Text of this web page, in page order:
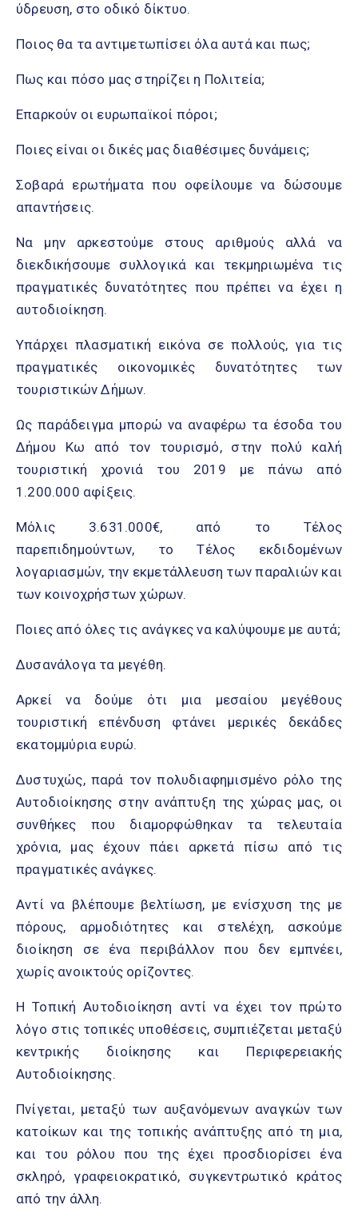
ύδρευση, στο οδικό δίκτυο.
Ποιος θα τα αντιμετωπίσει όλα αυτά και πως;
Πως και πόσο μας στηρίζει η Πολιτεία;
Επαρκούν οι ευρωπαϊκοί πόροι;
Ποιες είναι οι δικές μας διαθέσιμες δυνάμεις;
Σοβαρά ερωτήματα που οφείλουμε να δώσουμε
απαντήσεις.
Να μην αρκεστούμε στους αριθμούς αλλά να
διεκδικήσουμε συλλογικά και τεκμηριωμένα τις
πραγματικές δυνατότητες που πρέπει να έχει η
αυτοδιοίκηση.
Υπάρχει πλασματική εικόνα σε πολλούς, για τις
πραγματικές οικονομικές δυνατότητες των
τουριστικών Δήμων.
Ως παράδειγμα μπορώ να αναφέρω τα έσοδα του
Δήμου Κω από τον τουρισμό, στην πολύ καλή
τουριστική χρονιά του 2019 με πάνω από
1.200.000 αφίξεις.
Μόλις 3.631.000€, από το Τέλος
παρεπιδημούντων, το Τέλος εκδιδομένων
λογαριασμών, την εκμετάλλευση των παραλιών και
των κοινοχρήστων χώρων.
Ποιες από όλες τις ανάγκες να καλύψουμε με αυτά;
Δυσανάλογα τα μεγέθη.
Αρκεί να δούμε ότι μια μεσαίου μεγέθους
τουριστική επένδυση φτάνει μερικές δεκάδες
εκατομμύρια ευρώ.
Δυστυχώς, παρά τον πολυδιαφημισμένο ρόλο της
Αυτοδιοίκησης στην ανάπτυξη της χώρας μας, οι
συνθήκες που διαμορφώθηκαν τα τελευταία
χρόνια, μας έχουν πάει αρκετά πίσω από τις
πραγματικές ανάγκες.
Αντί να βλέπουμε βελτίωση, με ενίσχυση της με
πόρους, αρμοδιότητες και στελέχη, ασκούμε
διοίκηση σε ένα περιβάλλον που δεν εμπνέει,
χωρίς ανοικτούς ορίζοντες.
Η Τοπική Αυτοδιοίκηση αντί να έχει τον πρώτο
λόγο στις τοπικές υποθέσεις, συμπιέζεται μεταξύ
κεντρικής διοίκησης και Περιφερειακής
Αυτοδιοίκησης.
Πνίγεται, μεταξύ των αυξανόμενων αναγκών των
κατοίκων και της τοπικής ανάπτυξης από τη μια,
και του ρόλου που της έχει προσδιορίσει ένα
σκληρό, γραφειοκρατικό, συγκεντρωτικό κράτος
από την άλλη.